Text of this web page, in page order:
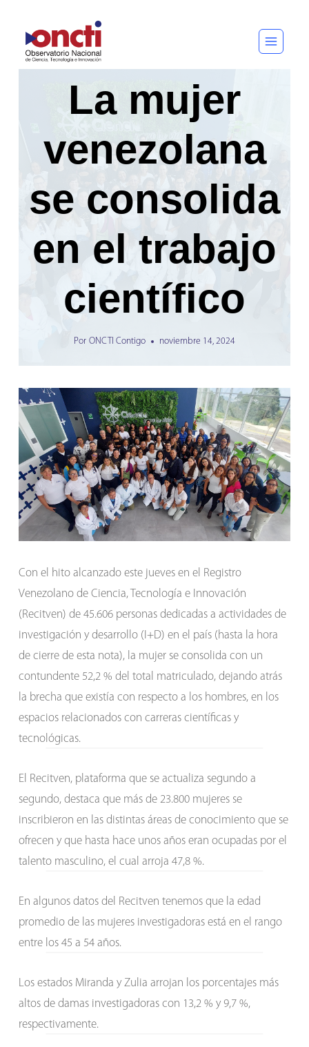
al
contenido
La mujer
venezolana
se consolida
en el trabajo
científico
Por ONCTI Contigo noviembre 14, 2024
Con el hito alcanzado este jueves en el Registro
Venezolano de Ciencia, Tecnología e Innovación
(Recitven) de 45.606 personas dedicadas a actividades de
investigación y desarrollo (I+D) en el país (hasta la hora
de cierre de esta nota), la mujer se consolida con un
contundente 52,2 % del total matriculado, dejando atrás
la brecha que existía con respecto a los hombres, en los
espacios relacionados con carreras científicas y
tecnológicas.
El Recitven, plataforma que se actualiza segundo a
segundo, destaca que más de 23.800 mujeres se
inscribieron en las distintas áreas de conocimiento que se
ofrecen y que hasta hace unos años eran ocupadas por el
talento masculino, el cual arroja 47,8 %.
En algunos datos del Recitven tenemos que la edad
promedio de las mujeres investigadoras está en el rango
entre los 45 a 54 años.
Los estados Miranda y Zulia arrojan los porcentajes más
altos de damas investigadoras con 13,2 % y 9,7 %,
respectivamente.